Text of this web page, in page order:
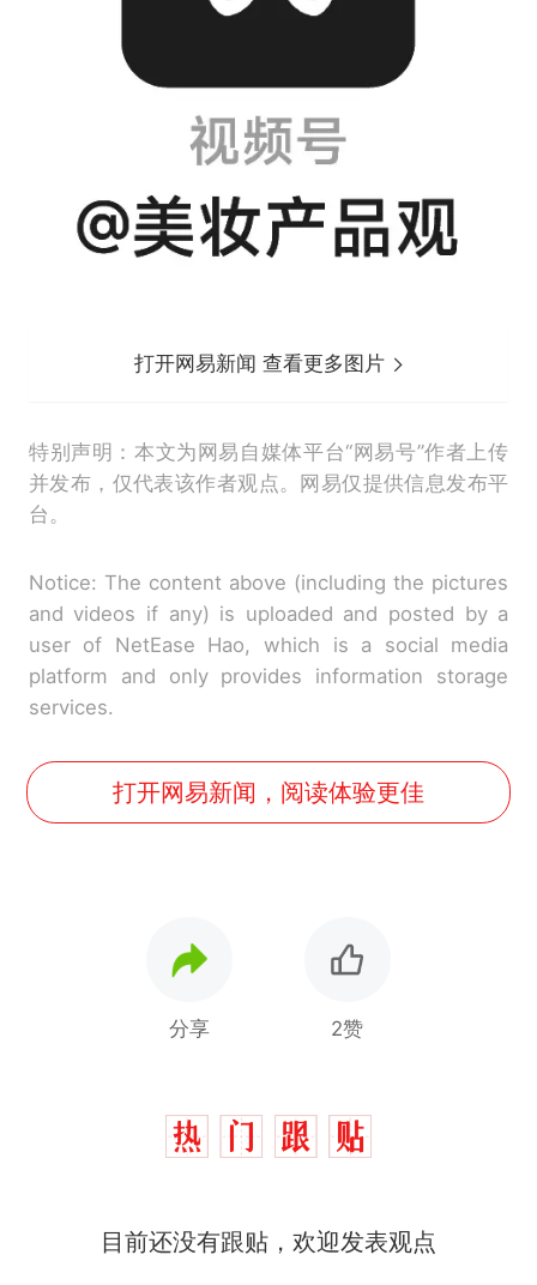
打开网易新闻 查看更多图片
特别声明：本文为网易自媒体平台“网易号”作者上传
并发布，仅代表该作者观点。网易仅提供信息发布平
台。
Notice: The content above (including the pictures
and videos if any) is uploaded and posted by a
user of NetEase Hao, which is a social media
platform and only provides information storage
services.
打开网易新闻，阅读体验更佳
分享 2赞
目前还没有跟贴，欢迎发表观点